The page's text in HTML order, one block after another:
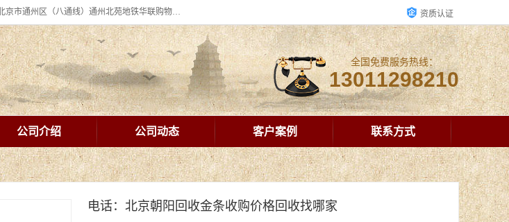
北京华联BHG mall集团购物中心十年信誉老店！ 皇家珠宝北京华联购物中心天时名苑店竭诚欢迎您。 北京市通州区（八通线）通州北苑地铁华联购物中心一层皇家珠宝 北京皇家珠宝通州黄金回收黄金首饰加工店（八通线: 通州北苑地铁华联店）：通州区通州北苑地铁华联购物中心一层皇家珠宝。 资质认证
全国免费服务热线：
13011298210
公司介绍 公司动态 客户案例 联系方式
电话：北京朝阳回收金条收购价格回收找哪家